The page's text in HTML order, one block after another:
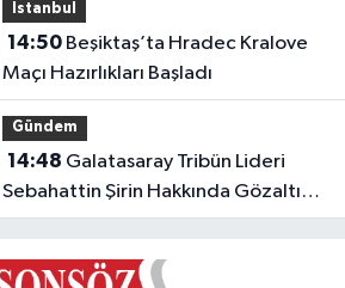
Istanbul
14:50Beşiktaş’ta Hradec Kralove
Maçı Hazırlıkları Başladı
Gündem
14:48
Sebahattin Şirin Hakkında Gözaltı
Kararı